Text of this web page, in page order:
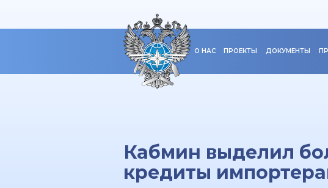
О НАС ПРОЕКТЫ ДОКУМЕНТЫ
Кабмин выделил
кредиты